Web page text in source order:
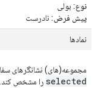
نوع: بولی
پیش فرض: نادرست
نمادها
مجموعه(های) نشانگرهای
selected را مشخص کند.